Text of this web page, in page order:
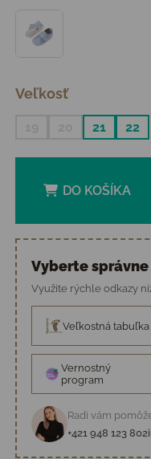
Veľkosť
21 22
DO KOŠÍKA
Vyberte správne
Využite rýchle odkazy
Veľkostná tabuľka
Vernostný
program
Radi vám
+421 948 123 802